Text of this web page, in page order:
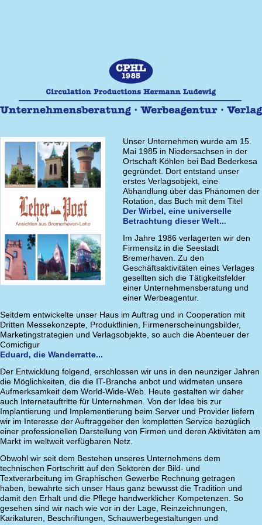
Unser Unternehmen wurde am 15.
Mai 1985 in Niedersachsen in der
Ortschaft Köhlen bei Bad Bederkesa
gegründet. Dort entstand unser
erstes Verlagsobjekt, eine
Abhandlung über das Phänomen der
Rotation, das Buch mit dem Titel
Der Wirbel, eine universelle
Betrachtung dieser Welt...
Im Jahre 1986 verlagerten wir den
Firmensitz in die Seestadt
Bremerhaven. Zu den
Geschäftsaktivitäten eines Verlages
gesellten sich die Tätigkeitsfelder
einer Unternehmensberatung und
einer Werbeagentur.
Seitdem entwickelte unser Haus im Auftrag und in Cooperation mit
Dritten Messekonzepte, Produktlinien, Firmenerscheinungsbilder,
Marketingstrategien und Verlagsobjekte, so auch die Abenteuer der
Comicfigur
Eduard, die Wanderratte...
Der Entwicklung folgend, erschlossen wir uns in den neunziger Jahren
die Möglichkeiten, die die IT-Branche anbot und widmeten unsere
Aufmerksamkeit dem World-Wide-Web. Heute gestalten wir daher
auch Internetauftritte für Unternehmen. Von der Idee bis zur
Implantierung und Implementierung beim Server und Provider liefern
wir im Interesse der Auftraggeber den kompletten Service bezüglich
einer professionellen Darstellung von Firmen und deren Aktivitäten am
Markt im weltweit verfügbaren Netz.
Obwohl wir seit dem Bestehen unseres Unternehmens dem
technischen Fortschritt auf den Sektoren der Bild- und
Textverarbeitung im Graphischen Gewerbe Rechnung getragen
haben, bewahrte sich unser Haus ganz bewusst die Tradition und
damit den Erhalt und die Pflege handwerklicher Kompetenzen. So
gesehen sind wir nach wie vor in der Lage, Reinzeichnungen,
Karikaturen, Beschriftungen, Schauwerbegestaltungen und